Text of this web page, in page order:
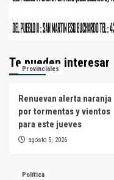
Te pueden interesar
Provinciales
Renuevan alerta naranja
por tormentas y vientos
para este jueves
agosto 5, 2026
Política